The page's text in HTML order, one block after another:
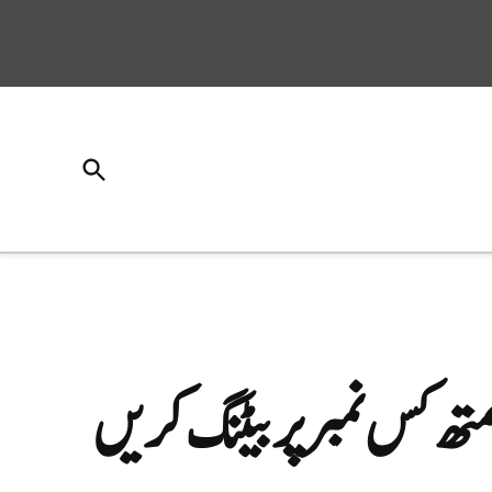
Open
کس نمبرپر بیٹنگ کریں